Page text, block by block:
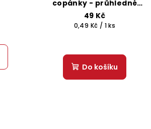
copánky - průhledné
100 ks
49 Kč
Měrná
0,49 Kč / 1 ks
Do košíku